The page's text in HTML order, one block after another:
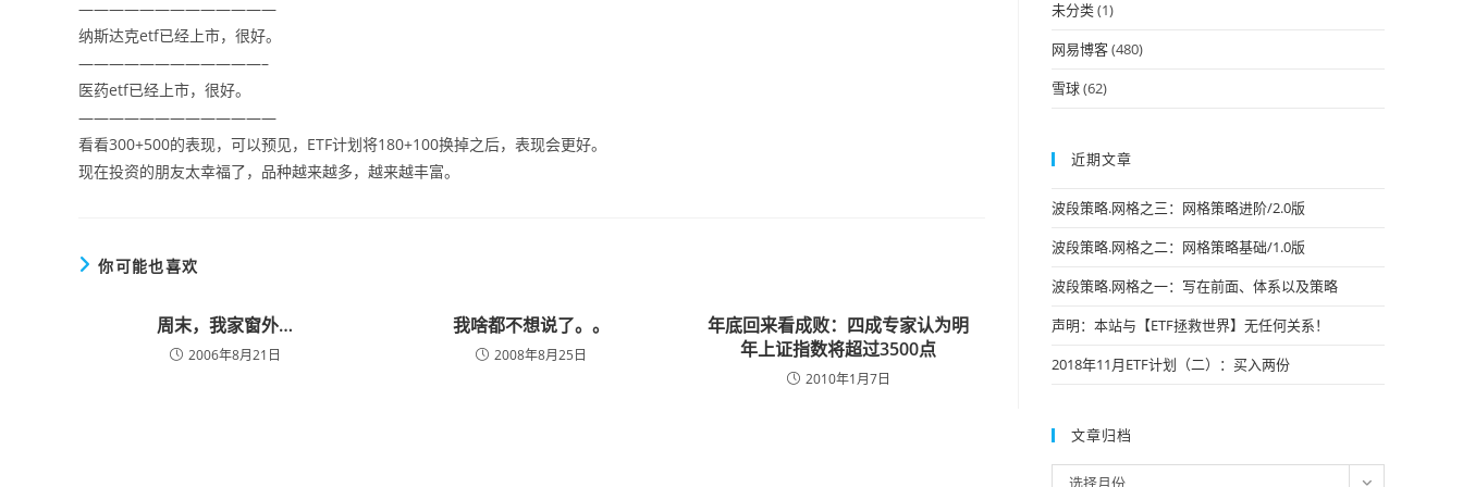
—————————————
纳斯达克etf已经上市，很好。
————————————–
医药etf已经上市，很好。
—————————————
看看300+500的表现，可以预见，ETF计划将180+100换掉之后，表现会更好。
现在投资的朋友太幸福了，品种越来越多，越来越丰富。
你可能也喜欢
周末，我家窗外…
2006年8月21日
我啥都不想说了。。
2008年8月25日
年底回来看成败：四成专家认为明
年上证指数将超过3500点
2010年1月7日
未分类(1)
网易博客(480)
雪球(62)
近期文章
波段策略.网格之三：网格策略进阶/2.0版
波段策略.网格之二：网格策略基础/1.0版
波段策略.网格之一：写在前面、体系以及策略
声明：本站与【ETF拯救世界】无任何关系！
2018年11月ETF计划（二）：买入两份
文章归档
选择月份